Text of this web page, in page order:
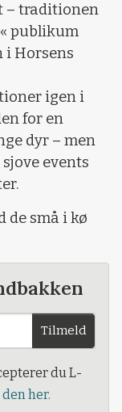
– traditionen
publikum
i Horsens
igen i
for en
dyr – men
events
de små i kø
Tilmeld
du L-
her.